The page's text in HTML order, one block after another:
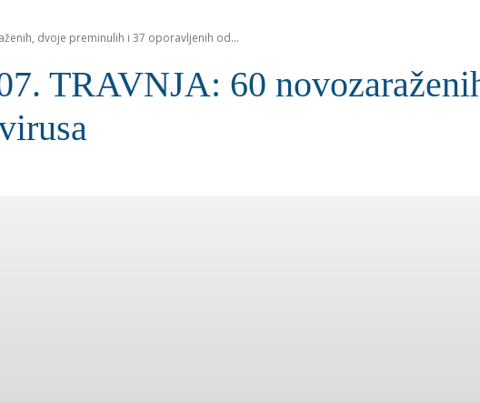
dvoje preminulih i 37 oporavljenih od...
TRAVNJA: 60